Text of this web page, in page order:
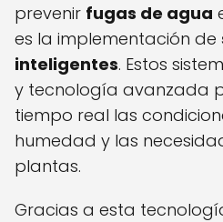
prevenir fugas de agua
es la implementación de
inteligentes. Estos
y tecnología avanzada
tiempo real las
humedad y las
plantas.
Gracias a esta